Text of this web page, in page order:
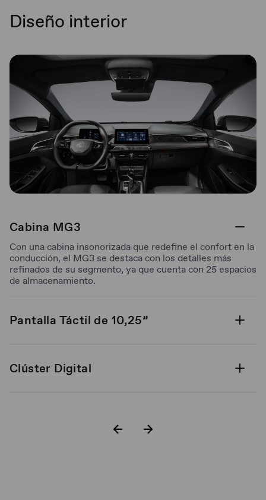
Diseño interior
Cabina MG3
Con una cabina insonorizada que redefine el confort en la
conducción, el MG3 se destaca con los detalles más
refinados de su segmento, ya que cuenta con 25 espacios
de almacenamiento.
Pantalla Táctil de 10,25”
Clúster Digital